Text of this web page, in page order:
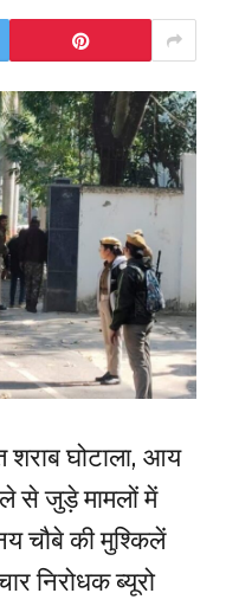
शराब घोटाला, आय
से जुड़े मामलों में
चौबे की मुश्किलें
निरोधक ब्यूरो